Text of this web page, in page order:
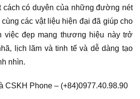
cách có duyên của những đường nét
cùng các vật liệu hiện đại đã giúp cho
việc đẹp mang thương hiệu này trở
lịch lãm và tinh tế và dễ dàng tạo
nhìn.
CSKH Phone – (+84)0977.40.98.90